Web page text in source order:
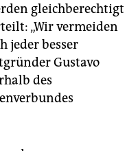
gleichberechtigt
„Wir vermeiden
jeder besser
Gustavo
des